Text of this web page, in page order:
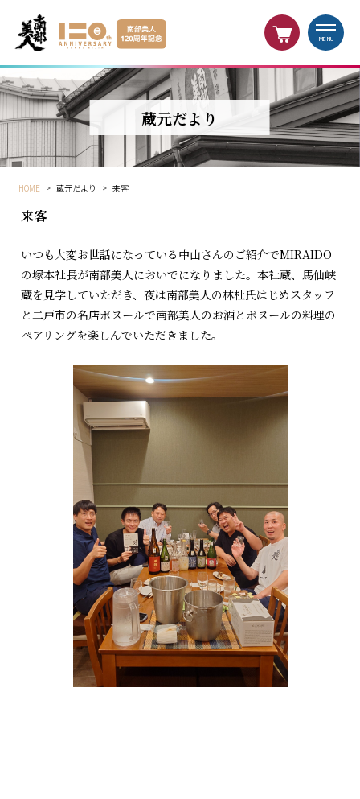
MENU
蔵元だより
HOME > 蔵元だより > 来客
来客
いつも大変お世話になっている中山さんのご紹介でMIRAIDO
の塚本社長が南部美人においでになりました。本社蔵、馬仙峡
蔵を見学していただき、夜は南部美人の林杜氏はじめスタッフ
と二戸市の名店ボヌールで南部美人のお酒とボヌールの料理の
ペアリングを楽しんでいただきました。